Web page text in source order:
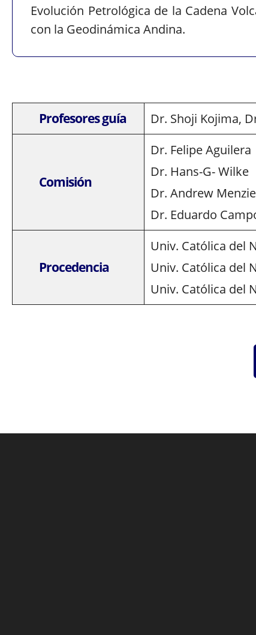
Evolución Petrológica de la Cadena
con la Geodinámica Andina.
Profesores guía Dr. Shoji Kojima,
Comisión
Dr. Felipe Aguilera
Dr. Hans-G- Wilke
Dr. Andrew
Dr. Eduardo
Procedencia
Univ. Católica del
Univ. Católica del
Univ. Católica del